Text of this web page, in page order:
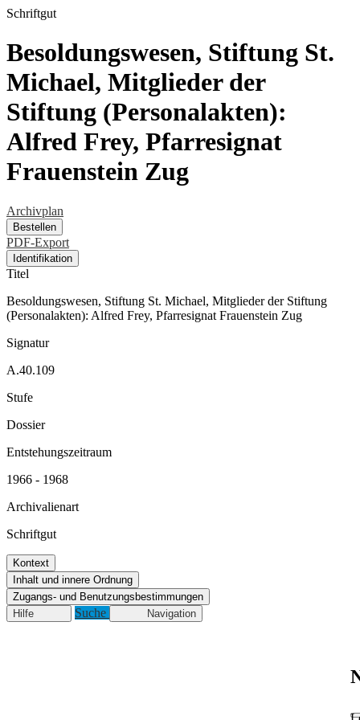
Schriftgut
Besoldungswesen, Stiftung St.
Michael, Mitglieder der
Stiftung (Personalakten):
Alfred Frey, Pfarresignat
Frauenstein Zug
Archivplan
Bestellen
PDF-Export
Identifikation
Titel
Besoldungswesen, Stiftung St. Michael, Mitglieder der Stiftung
(Personalakten): Alfred Frey, Pfarresignat Frauenstein Zug
Signatur
A.40.109
Stufe
Dossier
Entstehungszeitraum
1966 - 1968
Archivalienart
Schriftgut
Kontext
Inhalt und innere Ordnung
Zugangs- und Benutzungsbestimmungen
Hilfe
Suche Navigation